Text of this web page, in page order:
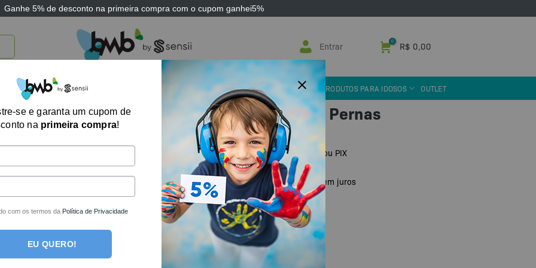
Ganhe 5% de desconto na primeira compra com o cupom ganhei5%
Entrar R$ 0,00
BRINQUEDOS E JOGOS ARK THERAPEUTIC SENSII TECNOLOGIA ASSISTIVA PRODUTOS PARA IDOSOS OUTLET
Almofada Abdutora para Pernas
124,90 R$75,81 no boleto ou PIX
R$79,80 em até1x deR$79,80 sem juros
Em estoque
COMPRAR
se e garanta um cupom de
na primeira compra!
com os termos da Política de Privacidade
EU QUERO!